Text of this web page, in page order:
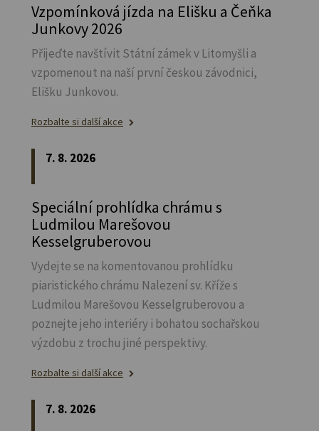
Vzpomínková jízda na Elišku a Čeňka
Junkovy 2026
Přijeďte navštívit Státní zámek v Litomyšli a
vzpomenout na naší první českou závodnici,
Elišku Junkovou.
Rozbalte si další akce
7. 8. 2026
Speciální prohlídka chrámu s
Ludmilou Marešovou
Kesselgruberovou
Vydejte se na komentovanou prohlídku
piaristického chrámu Nalezení sv. Kříže s
Ludmilou Marešovou Kesselgruberovou a
poznejte jeho interiéry i bohatou sochařskou
výzdobu z trochu jiné perspektivy.
Rozbalte si další akce
7. 8. 2026